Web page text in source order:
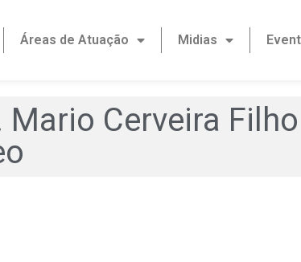
Áreas de Atuação Midias
Cerveira